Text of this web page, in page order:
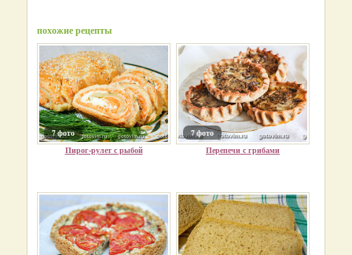
похожие рецепты
7 фото
Пирог-рулет с рыбой
7 фото
Перепечи с грибами